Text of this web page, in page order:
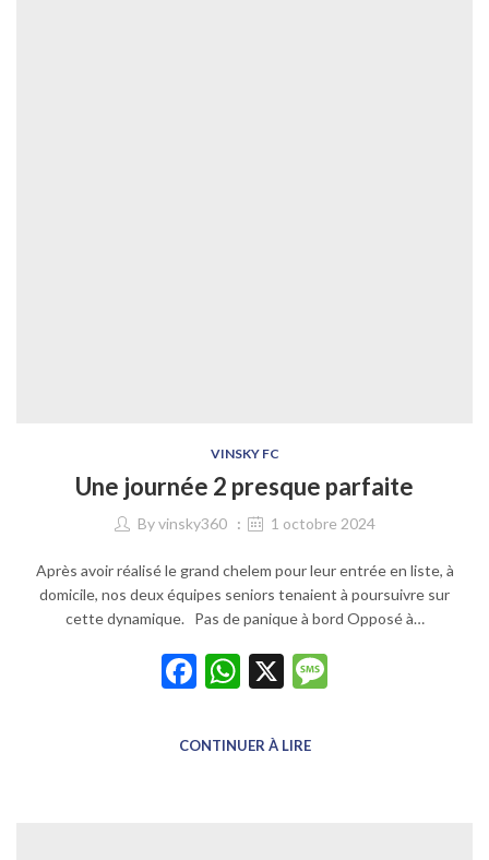
VINSKY FC
Une journée 2 presque parfaite
Byvinsky360 1 octobre 2024
Après avoir réalisé le grand chelem pour leur entrée en liste, à
domicile, nos deux équipes seniors tenaient à poursuivre sur
cette dynamique. Pas de panique à bord Opposé à…
Facebook
WhatsApp
X
CONTINUER À LIRE